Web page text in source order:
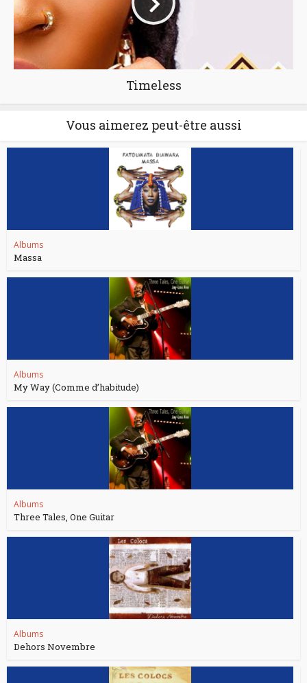
Timeless
Vous aimerez peut-être aussi
Albums
Massa
Albums
My Way (Comme d’habitude)
Albums
Three Tales, One Guitar
Albums
Dehors Novembre